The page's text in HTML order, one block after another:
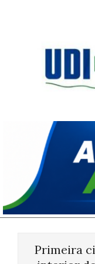
Pauta
Primeira